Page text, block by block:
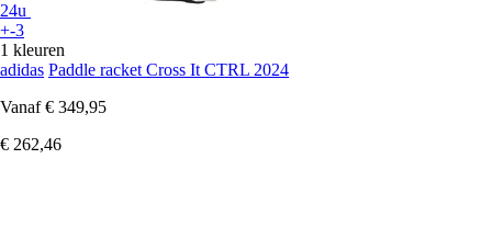
24u
+-3
1 kleuren
adidas Paddle racket Cross It CTRL 2024
Vanaf € 349,95
€ 262,46